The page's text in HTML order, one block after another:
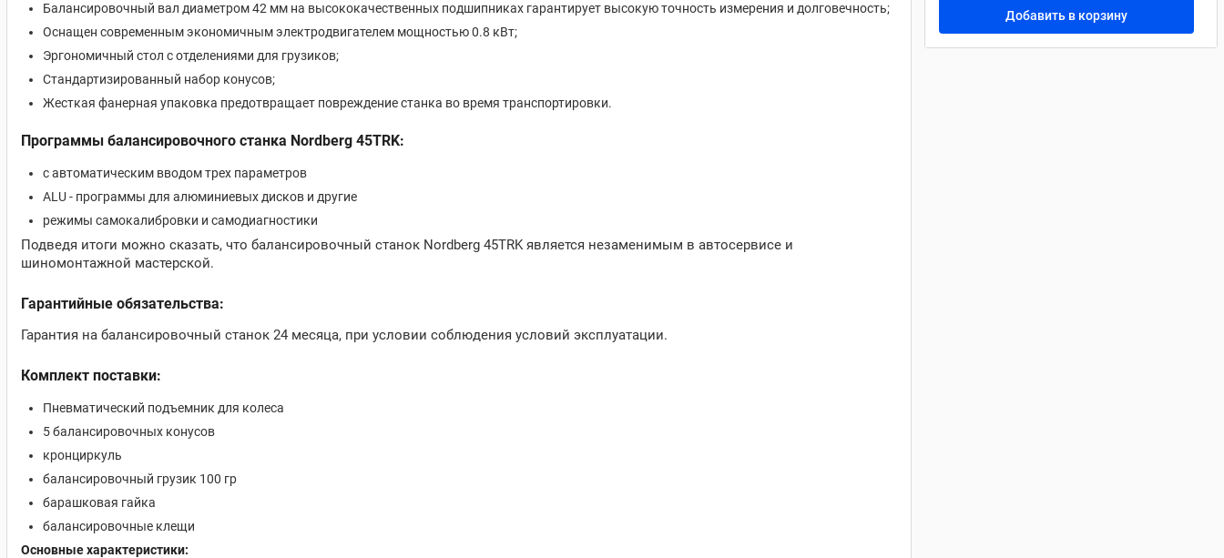
Балансировочный вал диаметром 42 мм на высококачественных подшипниках гарантирует высокую точность измерения и долговечность;
Оснащен современным экономичным электродвигателем мощностью 0.8 кВт;
Эргономичный стол с отделениями для грузиков;
Стандартизированный набор конусов;
Жесткая фанерная упаковка предотвращает повреждение станка во время транспортировки.
Программы балансировочного станка Nordberg 45TRK:
c автоматическим вводом трех параметров
ALU - программы для алюминиевых дисков и другие
режимы самокалибровки и самодиагностики
Подведя итоги можно сказать, что балансировочный станок Nordberg 45TRK является незаменимым в автосервисе и
шиномонтажной мастерской.
Гарантийные обязательства:
Гарантия на балансировочный станок 24 месяца, при условии соблюдения условий эксплуатации.
Комплект поставки:
Пневматический подъемник для колеса
5 балансировочных конусов
кронциркуль
балансировочный грузик 100 гр
барашковая гайка
балансировочные клещи
Основные характеристики:
Добавить в корзину